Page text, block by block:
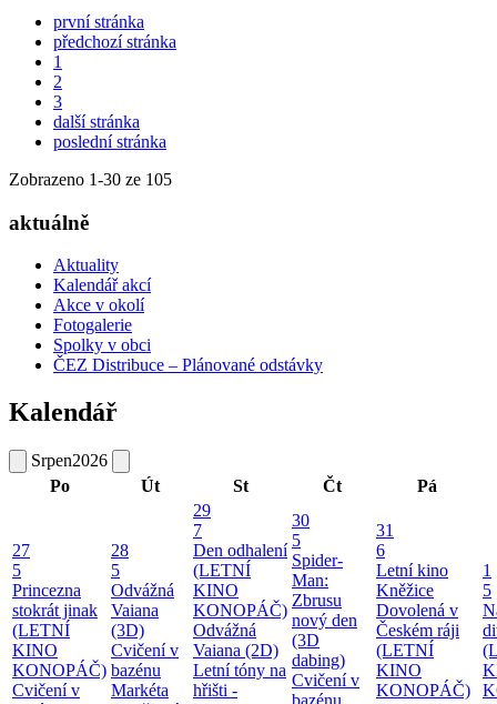
první stránka
předchozí stránka
1
2
3
další stránka
poslední stránka
Zobrazeno 1-30 ze 105
aktuálně
Aktuality
Kalendář akcí
Akce v okolí
Fotogalerie
Spolky v obci
ČEZ Distribuce – Plánované odstávky
Kalendář
Srpen2026
Po
Út St Čt Pá
27
5
Princezna
stokrát jinak
(LETNÍ
KINO
KONOPÁČ)
Cvičení v
28
5
Odvážná
Vaiana
(3D)
Cvičení v
bazénu
Markéta
29
7
Den odhalení
(LETNÍ
KINO
KONOPÁČ)
Odvážná
Vaiana (2D)
Letní tóny na
hřišti -
30
5
Spider-
Man:
Zbrusu
nový den
(3D
dabing)
Cvičení v
31
6
Letní kino
Kněžice
Dovolená v
Českém ráji
(LETNÍ
KINO
KONOPÁČ)
1
5